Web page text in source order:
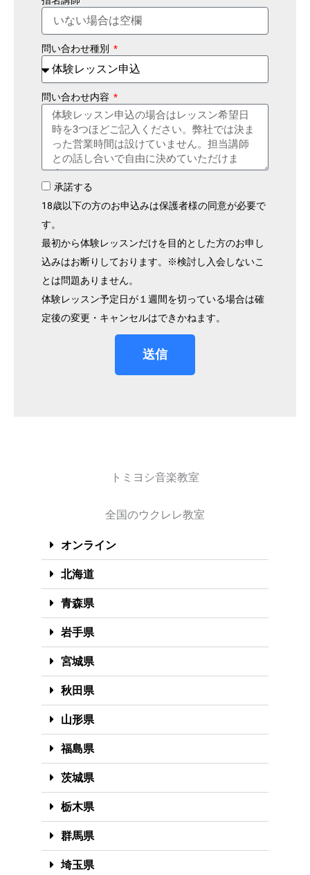
問い合わせ種別
問い合わせ内容
承諾する
18歳以下の方のお申込みは保護者様の同意が必要で
す。
最初から体験レッスンだけを目的とした方のお申し
込みはお断りしております。※検討し入会しないこ
とは問題ありません。
体験レッスン予定日が１週間を切っている場合は確
定後の変更・キャンセルはできかねます。
送信
トミヨシ音楽教室
全国のウクレレ教室
オンライン
北海道
青森県
岩手県
宮城県
秋田県
山形県
福島県
茨城県
栃木県
群馬県
埼玉県